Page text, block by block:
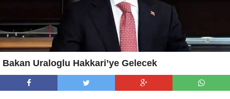
Bakan Uraloglu Hakkari’ye Gelecek